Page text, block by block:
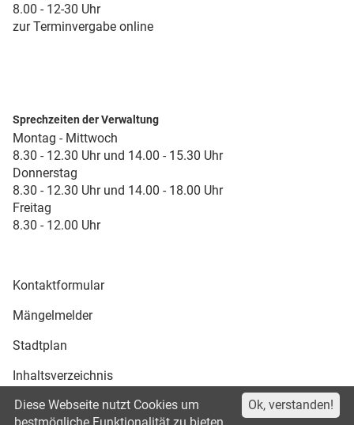
8.00 - 12-30 Uhr
zur Terminvergabe online
Sprechzeiten der Verwaltung
Montag - Mittwoch
8.30 - 12.30 Uhr und 14.00 - 15.30 Uhr
Donnerstag
8.30 - 12.30 Uhr und 14.00 - 18.00 Uhr
Freitag
8.30 - 12.00 Uhr
Kontaktformular
Mängelmelder
Stadtplan
Inhaltsverzeichnis
Druckansicht
Ok, verstanden!
Diese Webseite nutzt Cookies um